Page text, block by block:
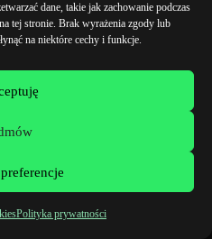
dane, takie jak zachowanie podczas
tej stronie. Brak wyrażenia zgody lub
na niektóre cechy i funkcje.
Polityka prywatności
koszyk 1-
warianty + breadcrumbs
+CWV